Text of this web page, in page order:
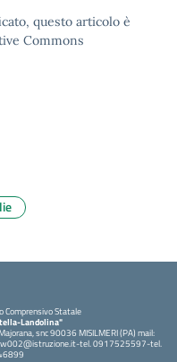
questo articolo è
Commons
Comprensivo Statale
Landolina"
snc 90036 MISILMERI (PA) mail:
tel. 0917525597-tel.